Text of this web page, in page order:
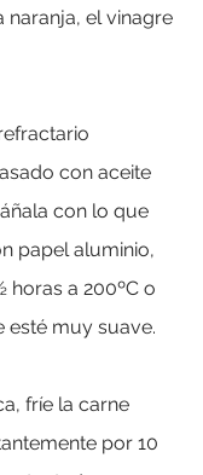
naranja, el vinagre
con aceite
con lo que
papel aluminio,
horas a 200ºC o
esté muy suave.
fríe la carne
por 10